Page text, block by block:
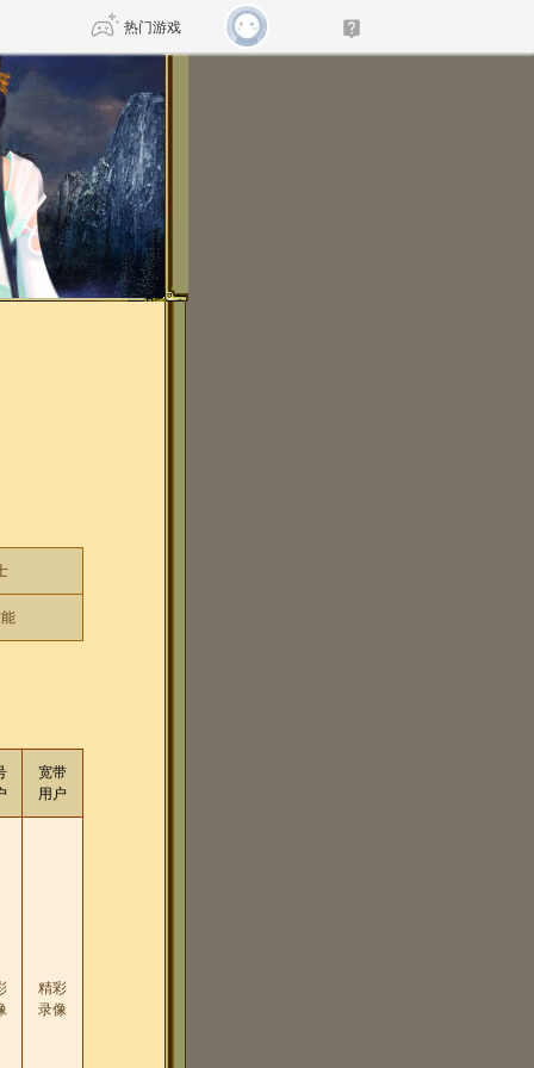
热门游戏
传奇4
剑网3旗舰版 新天龙八部
诛仙世界 仙剑世界
宽带
用户
精彩
录像